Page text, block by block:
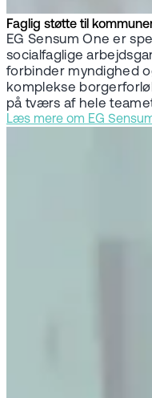
Faglig støtte til
EG Sensum One er
socialfaglige
forbinder myndighed
komplekse
på tværs af hele
Læs mere om EG